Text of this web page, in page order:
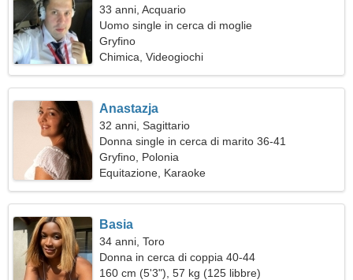
33 anni, Acquario
Uomo single in cerca di moglie
Gryfino
Chimica, Videogiochi
Anastazja
32 anni, Sagittario
Donna single in cerca di marito 36-41
Gryfino, Polonia
Equitazione, Karaoke
Basia
34 anni, Toro
Donna in cerca di coppia 40-44
160 cm (5'3"), 57 kg (125 libbre)